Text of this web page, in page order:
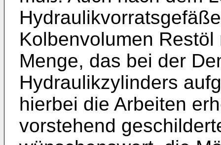
Kolbenvolumen
Menge, das bei der
Hydraulikzylinders
hierbei die Arbeiten
vorstehend